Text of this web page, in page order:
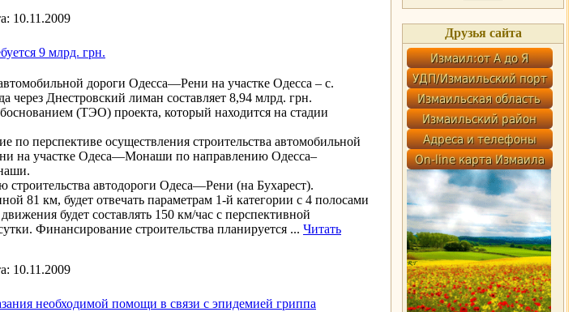
10.11.2009
9 млрд. грн.
дороги Одесса—Рени на участке Одесса – с.
через Днестровский лиман составляет 8,94 млрд. грн.
(ТЭО) проекта, который находится на стадии
по перспективе осуществления строительства автомобильной
на участке Одеса—Монаши по направлению Одесса–
строительства автодороги Одеса—Рени (на Бухарест).
81 км, будет отвечать параметрам 1-й категории с 4 полосами
будет составлять 150 км/час с перспективной
Финансирование строительства планируется ... Читать
10.11.2009
необходимой помощи в связи с эпидемией гриппа
Друзья сайта